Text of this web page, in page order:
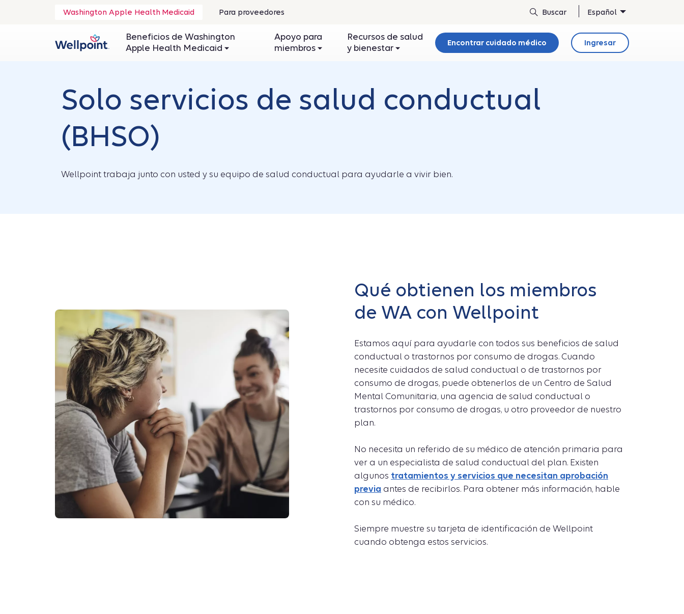
Washington Apple Health Medicaid
.
abre
en
Para proveedores Español
Beneficios de Washington
Apple Health Medicaid
Apoyo para
miembros
Recursos de salud
y bienestar
Encontrar cuidado médico Ingresar
Solo servicios de salud conductual
(BHSO)
Wellpoint trabaja junto con usted y su equipo de salud conductual para ayudarle a vivir bien.
Qué obtienen los miembros
de WA con Wellpoint
Estamos aquí para ayudarle con todos sus beneficios de salud
conductual o trastornos por consumo de drogas. Cuando
necesite cuidados de salud conductual o de trastornos por
consumo de drogas, puede obtenerlos de un Centro de Salud
Mental Comunitaria, una agencia de salud conductual o
trastornos por consumo de drogas, u otro proveedor de nuestro
plan.
No necesita un referido de su médico de atención primaria para
ver a un especialista de salud conductual del plan. Existen
algunos tratamientos y servicios que necesitan aprobación
previa antes de recibirlos. Para obtener más información, hable
con su médico.
Siempre muestre su tarjeta de identificación de Wellpoint
cuando obtenga estos servicios.